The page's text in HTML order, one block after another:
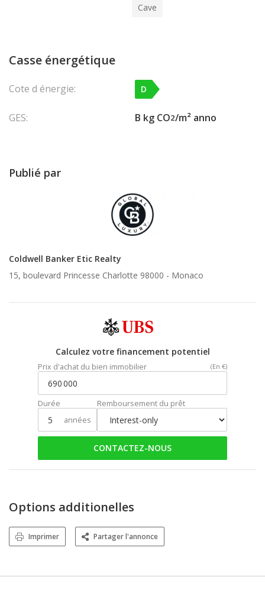
Cave
Casse énergétique
Cote d énergie: D
GES: B kg CO2/m² anno
Publié par
Coldwell Banker Etic Realty
15, boulevard Princesse Charlotte 98000 - Monaco
Calculez votre financement potentiel
Prix d'achat du bien immobilier (En €)
Durée
années
Remboursement du prêt
CONTACTEZ-NOUS
Options additionelles
Imprimer Partager l'annonce